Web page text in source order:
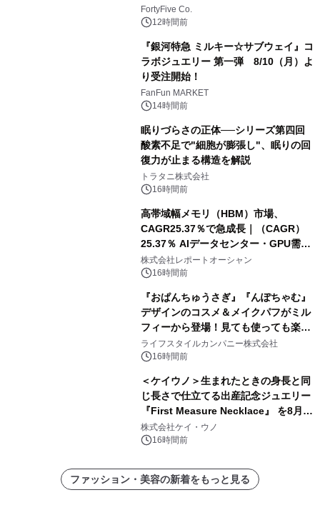
Makuakeに登場
FortyFive Co.
12時間前
『銀河特急 ミルキー☆サブウェイ』コ
ラボジュエリー 第一弾 8/10（月）よ
り受注開始！
FanFun MARKET
14時間前
眠りづらさの正体──シリーズ第四回
酸素不足で"細胞が膨張し"、眠りの回
復力が止まる構造を解説
トラタニ株式会社
16時間前
高帯域幅メモリ（HBM）市場、
CAGR25.37％で急成長｜（CAGR）
25.37％ AIデータセンター・GPU需要
拡大が2035年の市場成長を牽引
株式会社レポートオーシャン
16時間前
『おぱんちゅうさぎ』『んぽちゃむ』
デザインのコスメ＆メイクパフがミル
フィーから登場！見ても使っても楽し
い、ポップでキュートなコレクショ
ン。
ライフスタイルカンパニー株式会社
16時間前
＜ケイウノ＞生まれたときの身長と同
じ長さで仕立てる出産記念ジュエリー
『First Measure Necklace』 を8月14
日(金)に発売
株式会社ケイ・ウノ
16時間前
ファッション・美容の新着をもっと見る